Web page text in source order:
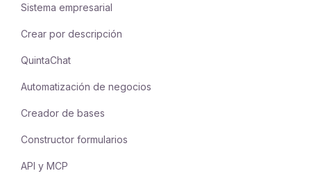
Sistema empresarial
Crear por descripción
QuintaChat
Automatización de negocios
Creador de bases
Constructor formularios
API y MCP